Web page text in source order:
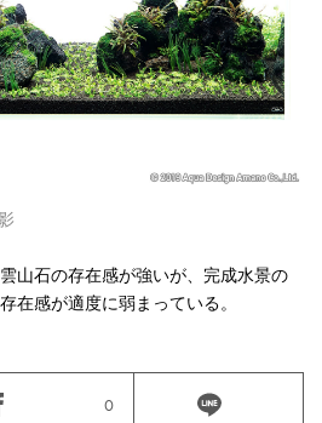
山石の存在感が強いが、完成水景の
在感が適度に弱まっている。
0